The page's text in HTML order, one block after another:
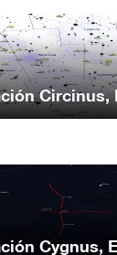
Circinus,
Cygnus,